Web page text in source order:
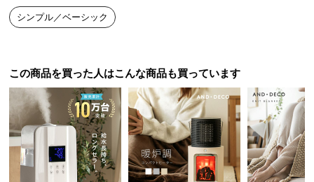
品
の
に
つ
い
て
中
シンプル／ベーシック
この商品を買った人はこんな商品も買っています